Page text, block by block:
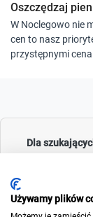
Oszczędzaj
W Noclegowo nie
cen to nasz
przystępnymi
Dla
Dla
Używamy plików